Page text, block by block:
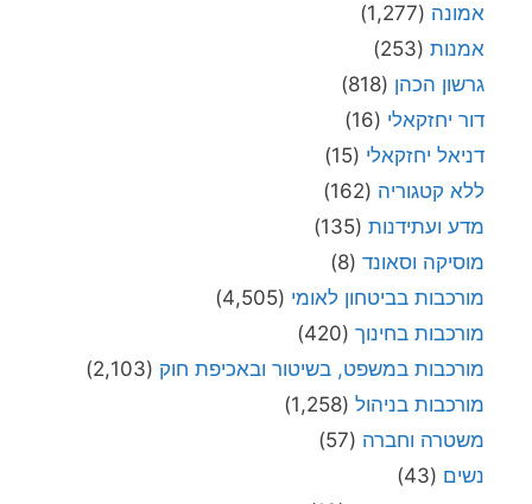
אמונה (1,277)
אמנות (253)
גרשון הכהן (818)
דור יחזקאלי (16)
דניאל יחזקאלי (15)
ללא קטגוריה (162)
מדע ועתידנות (135)
מוסיקה וסאונד (8)
מורכבות בביטחון לאומי (4,505)
מורכבות בחינוך (420)
מורכבות במשפט, בשיטור ובאכיפת חוק (2,103)
מורכבות בניהול (1,258)
משטרה וחברה (57)
נשים (43)